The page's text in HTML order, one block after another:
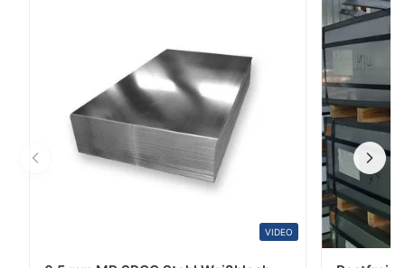
geschmolzenes Metall oder durch elektrolytische
Abscheidung aufgebracht wird; fast alle Weißbleche
VIDEO